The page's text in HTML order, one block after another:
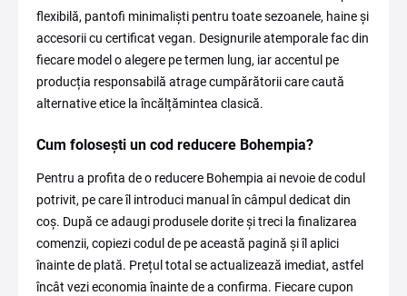
flexibilă, pantofi minimaliști pentru toate sezoanele, haine și
accesorii cu certificat vegan. Designurile atemporale fac din
fiecare model o alegere pe termen lung, iar accentul pe
producția responsabilă atrage cumpărătorii care caută
alternative etice la încălțămintea clasică.
Cum folosești un cod reducere Bohempia?
Pentru a profita de o reducere Bohempia ai nevoie de codul
potrivit, pe care îl introduci manual în câmpul dedicat din
coș. După ce adaugi produsele dorite și treci la finalizarea
comenzii, copiezi codul de pe această pagină și îl aplici
înainte de plată. Prețul total se actualizează imediat, astfel
încât vezi economia înainte de a confirma. Fiecare cupon